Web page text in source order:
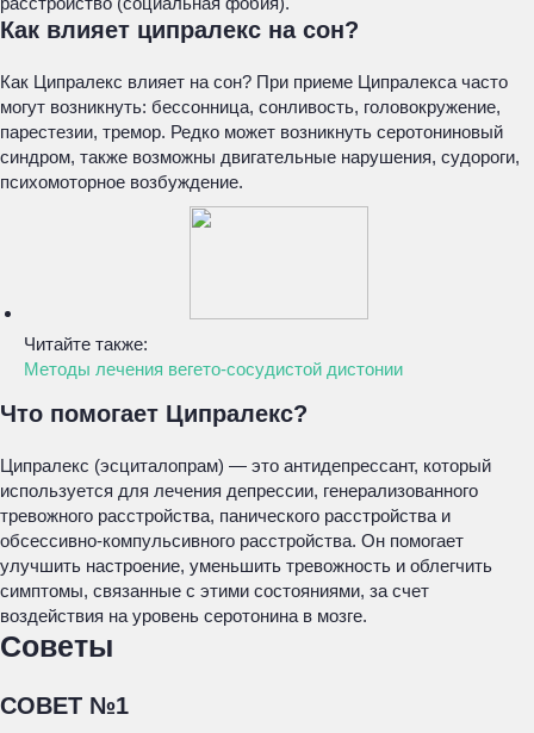
Как влияет ципралекс на сон?
Как Ципралекс влияет на сон? При приеме Ципралекса часто
могут возникнуть: бессонница, сонливость, головокружение,
парестезии, тремор. Редко может возникнуть серотониновый
синдром, также возможны двигательные нарушения, судороги,
психомоторное возбуждение.
Читайте также:
Методы лечения вегето-сосудистой дистонии
Что помогает Ципралекс?
Ципралекс (эсциталопрам) — это антидепрессант, который
используется для лечения депрессии, генерализованного
тревожного расстройства, панического расстройства и
обсессивно-компульсивного расстройства. Он помогает
улучшить настроение, уменьшить тревожность и облегчить
симптомы, связанные с этими состояниями, за счет
воздействия на уровень серотонина в мозге.
Советы
СОВЕТ №1